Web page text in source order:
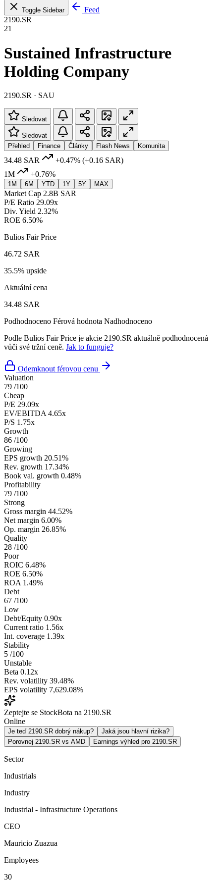
Toggle Sidebar
Feed
2190.SR
21
Sustained Infrastructure
Holding Company
2190.SR · SAU
Sledovat
Sledovat
Přehled
Finance Články Flash News Komunita
34.48 SAR +0.47% (+0.16 SAR)
1M
+0.76%
1M 6M YTD 1Y 5Y MAX
Market Cap 2.8B SAR
P/E Ratio 29.09x
Div. Yield 2.32%
ROE 6.50%
Bulios Fair Price
46.72 SAR
35.5% upside
Aktuální cena
34.48 SAR
Podhodnoceno Férová hodnota Nadhodnoceno
Podle Bulios Fair Price je akcie 2190.SR aktuálně podhodnocená
vůči své tržní ceně. Jak to funguje?
Odemknout férovou cenu
Valuation
79 /100
Cheap
P/E 29.09x
EV/EBITDA 4.65x
P/S 1.75x
Growth
86 /100
Growing
EPS growth 20.51%
Rev. growth 17.34%
Book val. growth 0.48%
Profitability
79 /100
Strong
Gross margin 44.52%
Net margin 6.00%
Op. margin 26.85%
Quality
28 /100
Poor
ROIC 6.48%
ROE 6.50%
ROA 1.49%
Debt
67 /100
Low
Debt/Equity 0.90x
Current ratio 1.56x
Int. coverage 1.39x
Stability
5 /100
Unstable
Beta 0.12x
Rev. volatility 39.48%
EPS volatility 7,629.08%
Zeptejte se StockBota na 2190.SR
Online
Je teď 2190.SR dobrý nákup?
Jaká jsou hlavní rizika?
Porovnej 2190.SR vs AMD
Earnings výhled pro 2190.SR
Sector
Industrials
Industry
Industrial - Infrastructure Operations
CEO
Mauricio Zuazua
Employees
30